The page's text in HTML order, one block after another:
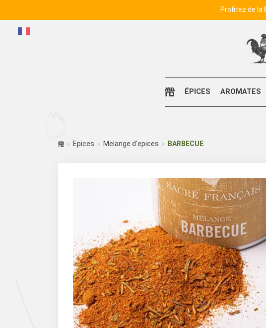
Profitez de la
ÉPICES AROMATES
Epices Melange d'epices BARBECUE